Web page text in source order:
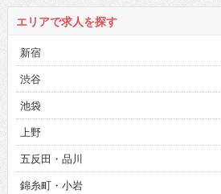
エリアで求人を探す
新宿
渋谷
池袋
上野
五反田・品川
錦糸町・小岩